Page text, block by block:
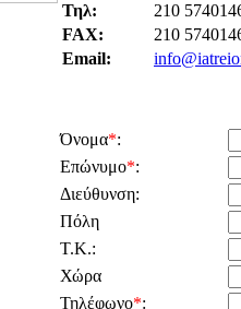
Τηλ:
210
FAX:
210
Email:
Όνομα*:
Επώνυμο*:
Διεύθυνση:
Πόλη
Τ.Κ.:
Χώρα
Τηλέφωνο*: